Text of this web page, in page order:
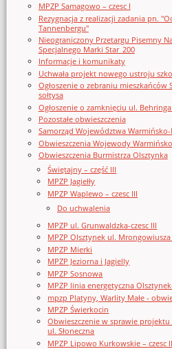
MPZP Samagowo – czesc I
Rezygnacja z realizacji zadania pn.
Tannenbergu"
Nieograniczony Przetargu Pisemny
Specjalnego Marki Star_200
Informacje i komunikaty
Uchwała projekt nowego ustroju
Ogłoszenie o zebraniu mieszkańców
sołtysa
Ogłoszenie o zamknięciu ul.
Pozostałe obwieszczenia
Samorząd Województwa
Obwieszczenia Wojewody
Obwieszczenia Burmistrza Olsztynka
Świętajny – część III
MPZP Jagiełły
MPZP Waplewo – czesc III
Do uchwalenia
MPZP ul. Grunwaldzka-czesc III
MPZP Olsztynek ul. Mrongowiusza
MPZP Mierki
MPZP Jeziorna i Jagielly
MPZP Sosnowa
MPZP linia energetyczna
mpzp Platyny, Warlity Małe -
MPZP Świerkocin
Obwieszczenie w sprawie
ul. Słoneczna
MPZP Lipowo Kurkowskie – czesc II